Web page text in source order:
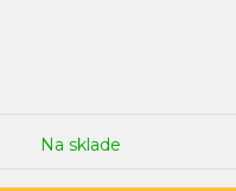
Na sklade